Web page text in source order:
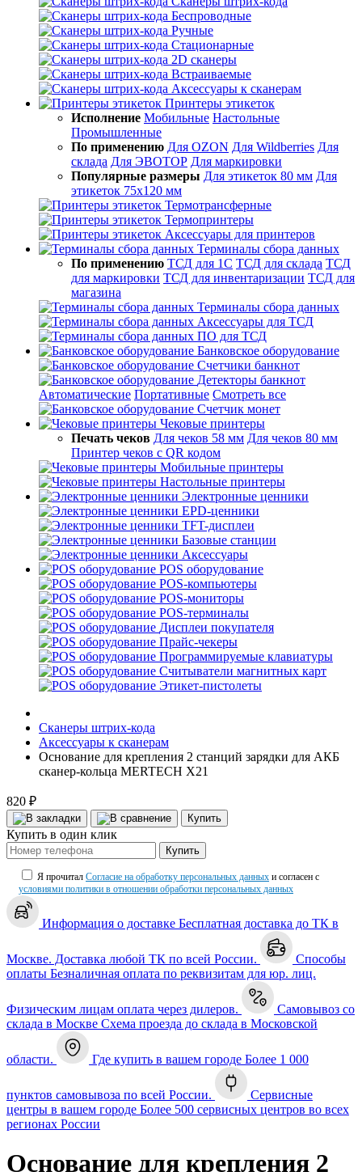
Беспроводные
Ручные
Стационарные
2D сканеры
Встраиваемые
Аксессуары к сканерам
Принтеры этикеток
Исполнение Мобильные Настольные
Промышленные
По применению Для OZON Для Wildberries Для
склада Для ЭВОТОР Для маркировки
Популярные размеры Для этикеток 80 мм Для
этикеток 75х120 мм
Термотрансферные
Термопринтеры
Аксессуары для принтеров
Терминалы сбора данных
По применению ТСД для 1С ТСД для склада ТСД
для маркировки ТСД для инвентаризации ТСД для
магазина
Терминалы сбора данных
Аксессуары для ТСД
ПО для ТСД
Банковское оборудование
Счетчики банкнот
Детекторы банкнот
Автоматические Портативные Смотреть все
Счетчик монет
Чековые принтеры
Печать чеков Для чеков 58 мм Для чеков 80 мм
Принтер чеков с QR кодом
Мобильные принтеры
Настольные принтеры
Электронные ценники
EPD-ценники
TFT-дисплеи
Базовые станции
Аксессуары
POS оборудование
POS-компьютеры
POS-мониторы
POS-терминалы
Дисплеи покупателя
Прайс-чекеры
Программируемые клавиатуры
Считыватели магнитных карт
Этикет-пистолеты
Сканеры штрих-кода
Аксессуары к сканерам
Основание для крепления 2 станций зарядки для АКБ
сканер-кольца MERTECH X21
820 ₽
Купить
Купить в один клик
Купить
Я прочитал Согласие на обработку персональных данных и согласен с
условиями политики в отношении обработки персональных данных
Информация о доставке Бесплатная доставка до ТК в
Москве. Доставка любой ТК по всей России.
Способы
оплаты Безналичная оплата по реквизитам для юр. лиц.
Физическим лицам оплата через дилеров.
Самовывоз со
склада в Москве Схема проезда до склада в Московской
области. Где купить в вашем городе Более 1 000
пунктов самовывоза по всей России.
Сервисные
центры в вашем городе Более 500 сервисных центров во всех
регионах России
Основание для крепления 2